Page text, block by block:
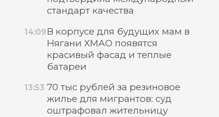
стандарт качества
14:09В корпусе для будущих мам в
Нягани ХМАО появятся
красивый фасад и теплые
батареи
13:53 70 тыс рублей за резиновое
жилье для мигрантов: суд
оштрафовал жительницу